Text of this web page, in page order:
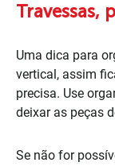
Travessas,
Uma dica para
vertical, assim
precisa. Use
deixar as peças
Se não for